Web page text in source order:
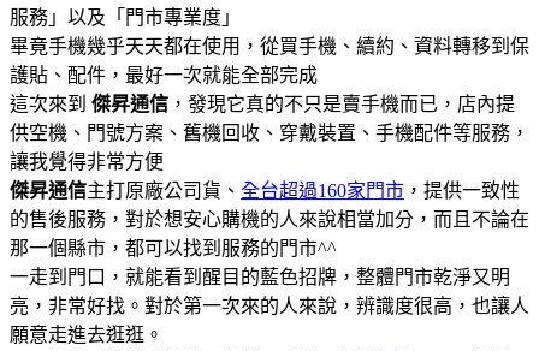
服務」以及「門市專業度」
畢竟手機幾乎天天都在使用，從買手機、續約、資料轉移到保
護貼、配件，最好一次就能全部完成
這次來到 傑昇通信 ，發現它真的不只是賣手機而已，店內提
供空機、門號方案、舊機回收、穿戴裝置、手機配件等服務，
讓我覺得非常方便
傑昇通信主打原廠公司貨、 全台超過160家門市 ，提供一致性
的售後服務，對於想安心購機的人來說相當加分，而且不論在
那一個縣市，都可以找到服務的門市^^
一走到門口，就能看到醒目的藍色招牌，整體門市乾淨又明
亮，非常好找。對於第一次來的人來說，辨識度很高，也讓人
願意走進去逛逛。